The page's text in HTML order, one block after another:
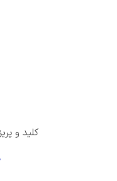
کلید و